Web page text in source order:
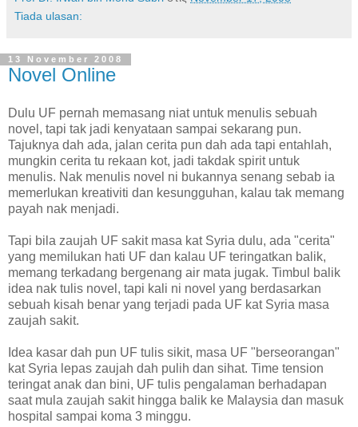
Tiada ulasan:
13 November 2008
Novel Online
Dulu UF pernah memasang niat untuk menulis sebuah
novel, tapi tak jadi kenyataan sampai sekarang pun.
Tajuknya dah ada, jalan cerita pun dah ada tapi entahlah,
mungkin cerita tu rekaan kot, jadi takdak spirit untuk
menulis. Nak menulis novel ni bukannya senang sebab ia
memerlukan kreativiti dan kesungguhan, kalau tak memang
payah nak menjadi.
Tapi bila zaujah UF sakit masa kat Syria dulu, ada "cerita"
yang memilukan hati UF dan kalau UF teringatkan balik,
memang terkadang bergenang air mata jugak. Timbul balik
idea nak tulis novel, tapi kali ni novel yang berdasarkan
sebuah kisah benar yang terjadi pada UF kat Syria masa
zaujah sakit.
Idea kasar dah pun UF tulis sikit, masa UF "berseorangan"
kat Syria lepas zaujah dah pulih dan sihat. Time tension
teringat anak dan bini, UF tulis pengalaman berhadapan
saat mula zaujah sakit hingga balik ke Malaysia dan masuk
hospital sampai koma 3 minggu.